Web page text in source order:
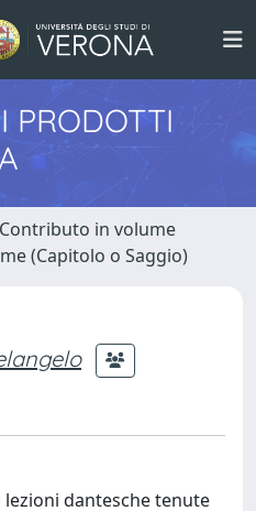
PRODOTTI
in volume
(Capitolo o Saggio)
lezioni dantesche tenute